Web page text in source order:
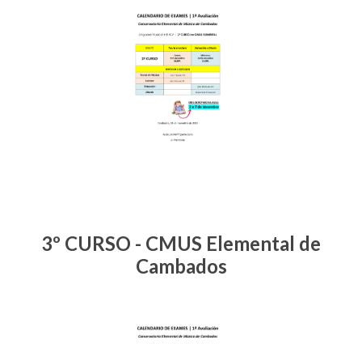
3º CURSO - CMUS Elemental de
Cambados